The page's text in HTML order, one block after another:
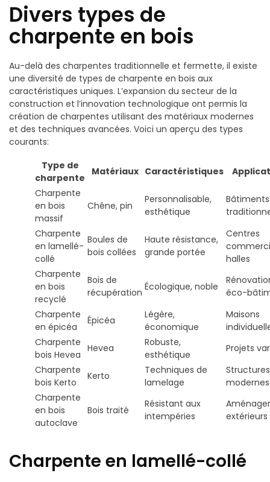
Divers types de
charpente en bois
Au-delà des charpentes traditionnelle et fermette, il existe
une diversité de types de charpente en bois aux
caractéristiques uniques. L’expansion du secteur de la
construction et l’innovation technologique ont permis la
création de charpentes utilisant des matériaux modernes
et des techniques avancées. Voici un aperçu des types
courants:
Type de
charpente
Matériaux Caractéristiques
Charpente
en bois
massif
Chêne, pin
Personnalisable,
esthétique
Bâtiments
Charpente
en lamellé-
collé
Boules de
bois collées
Haute résistance,
grande portée
Centres
halles
Charpente
en bois
recyclé
Bois de
récupération Écologique, noble
éco-
Charpente
en épicéa
Épicéa
Légère,
économique
Maisons
Charpente
bois Hevea
Hevea
Robuste,
esthétique
Projets
Charpente
bois Kerto
Kerto
Techniques de
lamelage
Structures
modernes
Charpente
en bois
autoclave
Bois traité
Résistant aux
intempéries
extérieurs
Charpente en lamellé-collé